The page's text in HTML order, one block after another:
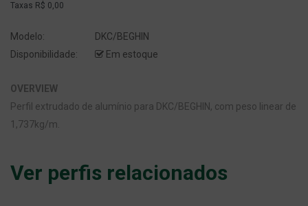
Taxas R$ 0,00
Modelo:
DKC/BEGHIN
Disponibilidade:
Em estoque
OVERVIEW
Perfil extrudado de alumínio para DKC/BEGHIN, com peso linear de
1,737kg/m.
Ver perfis relacionados